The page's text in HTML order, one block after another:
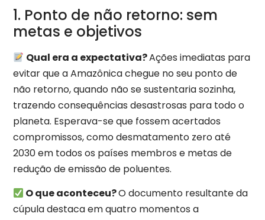
1. Ponto de não retorno: sem
metas e objetivos
Qual era a expectativa?Ações imediatas para
evitar que a Amazônica chegue no seu ponto de
não retorno, quando não se sustentaria sozinha,
trazendo consequências desastrosas para todo o
planeta. Esperava-se que fossem acertados
compromissos, como desmatamento zero até
2030 em todos os países membros e metas de
redução de emissão de poluentes.
O que aconteceu?O documento resultante da
cúpula destaca em quatro momentos a